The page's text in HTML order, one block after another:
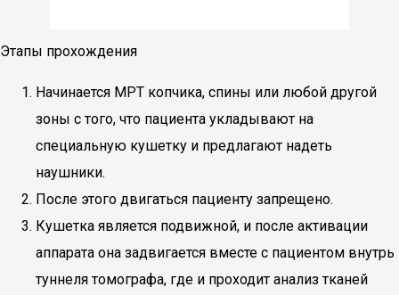
Этапы прохождения
Начинается МРТ копчика, спины или любой другой
зоны с того, что пациента укладывают на
специальную кушетку и предлагают надеть
наушники.
После этого двигаться пациенту запрещено.
Кушетка является подвижной, и после активации
аппарата она задвигается вместе с пациентом внутрь
туннеля томографа, где и проходит анализ тканей